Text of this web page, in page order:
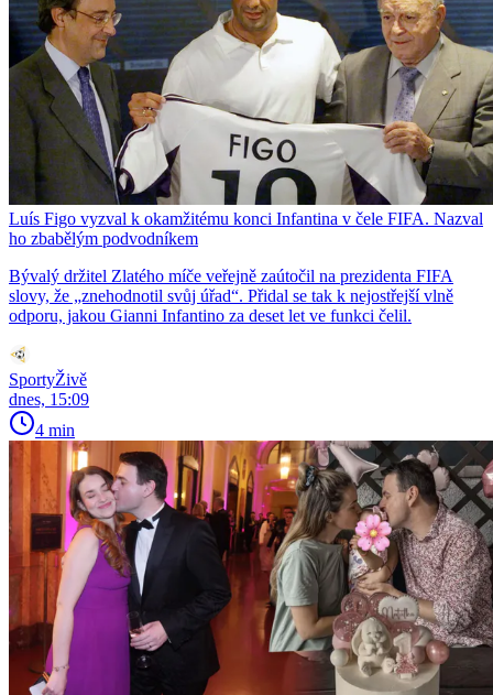
Luís Figo vyzval k okamžitému konci Infantina v čele FIFA. Nazval
ho zbabělým podvodníkem
Bývalý držitel Zlatého míče veřejně zaútočil na prezidenta FIFA
slovy, že „znehodnotil svůj úřad“. Přidal se tak k nejostřejší vlně
odporu, jakou Gianni Infantino za deset let ve funkci čelil.
SportyŽivě
dnes, 15:09
4 min